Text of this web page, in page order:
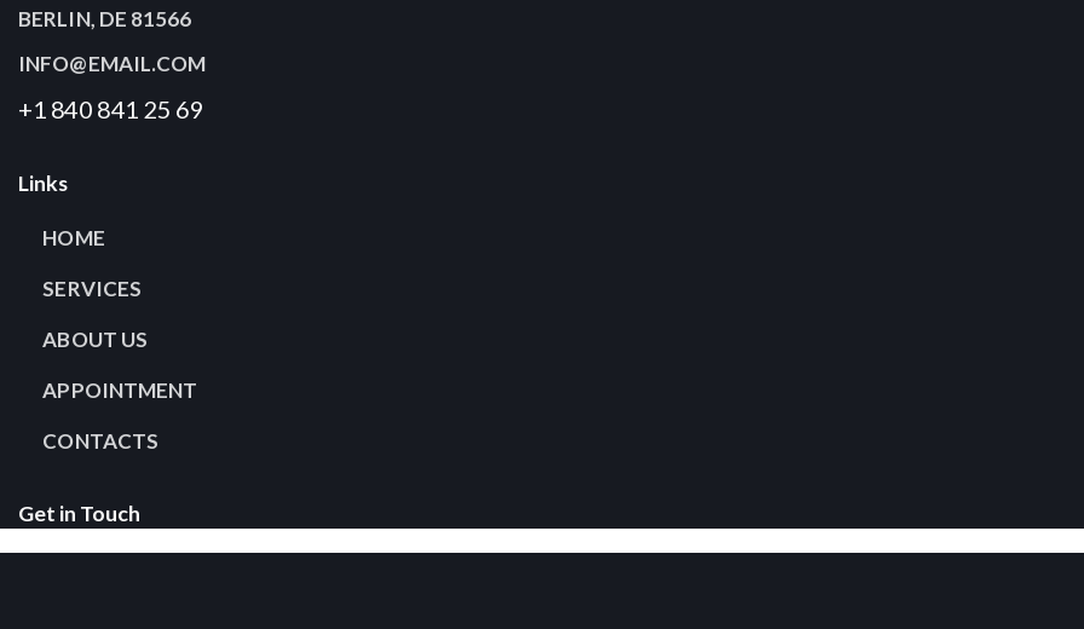
BERLIN, DE 81566
INFO@EMAIL.COM
+1 840 841 25 69
Links
HOME
SERVICES
ABOUT US
APPOINTMENT
CONTACTS
Get in Touch